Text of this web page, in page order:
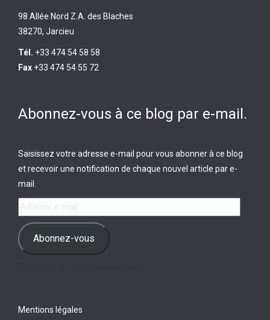
98 Allée Nord Z.A. des Blaches
38270, Jarcieu
Tél. +33 474 54 58 58
Fax +33 474 54 55 72
Abonnez-vous à ce blog par e-mail.
Saisissez votre adresse e-mail pour vous abonner à ce blog
et recevoir une notification de chaque nouvel article par e-
mail.
Adresse
e-
mail Abonnez-vous
Mentions légales